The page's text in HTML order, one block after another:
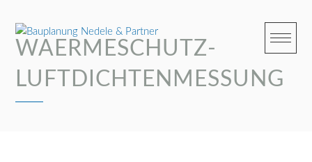
contentWAERMESCHUTZ-
LUFTDICHTENMESSUNG